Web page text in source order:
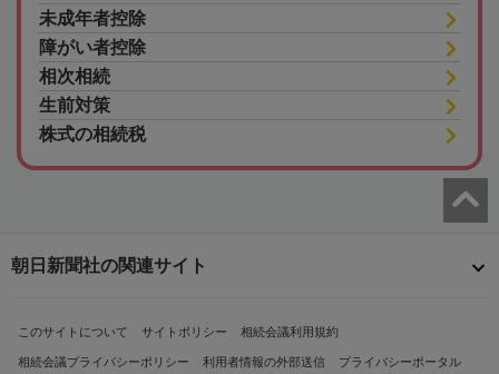
未成年者控除
障がい者控除
相次相続
生前対策
株式の相続税
朝日新聞社の関連サイト
このサイトについて サイトポリシー 相続会議利用規約
相続会議プライバシーポリシー 利用者情報の外部送信 プライバシーポータル